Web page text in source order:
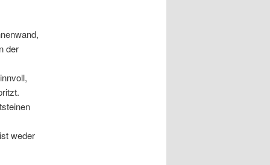
der
weder